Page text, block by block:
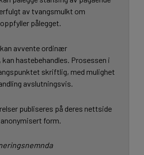
av tvangsmulkt om
pålegget.
avvente ordinær
kan hastebehandles. Prosessen i
skriftlig, med mulighet
avslutningsvis.
publiseres på deres nettside
form.